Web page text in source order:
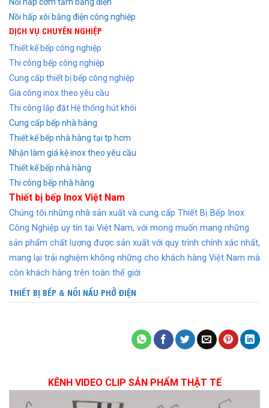
Nồi hấp xôi bằng điện công nghiệp
DỊCH VỤ CHUYÊN NGHIỆP
Thiết kế bếp công nghiệp
Thi công bếp công nghiệp
Cung cấp thiết bị bếp công nghiệp
Gia công inox theo yêu cầu
Thi công lắp đặt Hệ thống hút khói
Cung cấp bếp nhà hàng
Thiết kế bếp nhà hàng tại tp hcm
Nhận làm giá kệ inox theo yêu cầu
Thiết kế bếp nhà hàng
Thi công bếp nhà hàng
Thiết bị bếp Inox Việt Nam
Chúng tôi những nhà sản xuất và cung cấp Thiết Bị Bếp Inox
Công Nghiệp uy tín tại Việt Nam, với mong muốn mang những
sản phẩm chất lượng được sản xuất với quy trình chính xác nhất,
mang lại trải nghiệm không những cho khách hàng Việt Nam mà
còn khách hàng trên toàn thế giới.
THIẾT BỊ BẾP & NỒI NẤU PHỞ ĐIỆN
KÊNH VIDEO CLIP SẢN PHẨM THẬT TẾ